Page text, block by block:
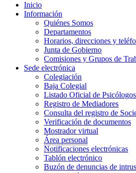
Inicio
Información
Quiénes Somos
Departamentos
Horarios, direcciones y
Junta de Gobierno
Comisiones y Grupos de
Sede electrónica
Colegiación
Baja Colegial
Listado Oficial de
Registro de Mediadores
Consulta del registro de
Verificación de documentos
Mostrador virtual
Área personal
Notificaciones electrónicas
Tablón electrónico
Buzón de denuncias de